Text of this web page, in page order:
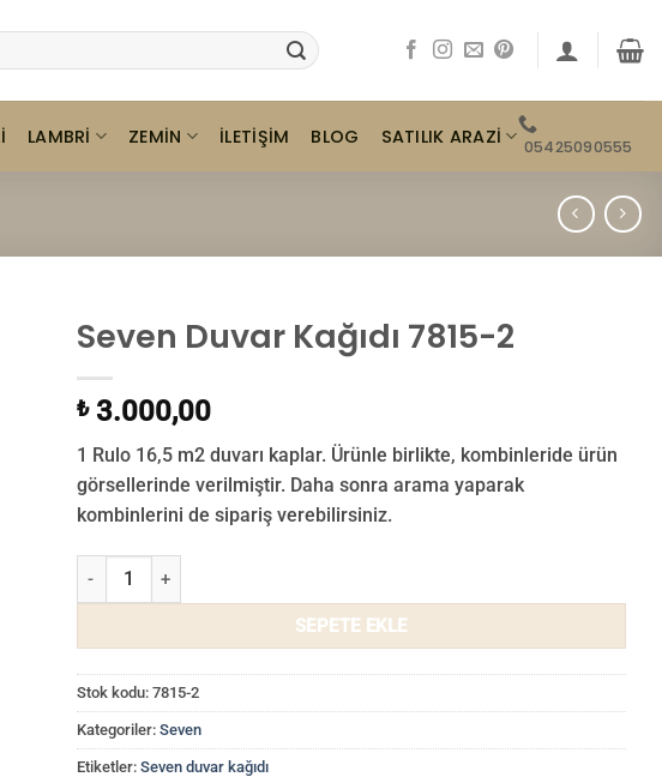
LAMBRI ZEMIN İLETIŞIM BLOG SATILIK ARAZI 05425090555
Seven Duvar Kağıdı 7815-2
₺3.000,00
1 Rulo 16,5 m2 duvarı kaplar. Ürünle birlikte, kombinleride ürün
görsellerinde verilmiştir. Daha sonra arama yaparak
kombinlerini de sipariş verebilirsiniz.
Seven Duvar Kağıdı 7815-2 adet
SEPETE EKLE
Stok kodu: 7815-2
Kategoriler: Seven
Etiketler: Seven duvar kağıdı